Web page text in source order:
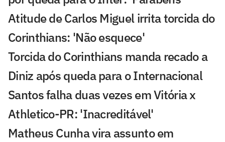
Atitude de Carlos Miguel irrita torcida do
Corinthians: 'Não esquece'
Torcida do Corinthians manda recado a
Diniz após queda para o Internacional
Santos falha duas vezes em Vitória x
Athletico-PR: 'Inacreditável'
Matheus Cunha vira assunto em